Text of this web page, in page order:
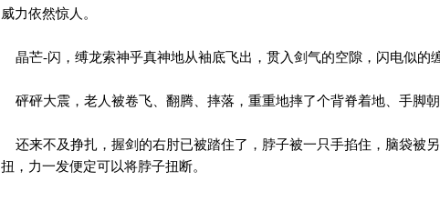
威力依然惊人。
晶芒-闪，缚龙索神乎真神地从袖底飞出，贯入剑气的空隙，闪电似的
砰砰大震，老人被卷飞、翻腾、摔落，重重地摔了个背脊着地、手脚朝
还来不及挣扎，握剑的右肘已被踏住了，脖子被一只手掐住，脑袋被
扭，力一发便定可以将脖子扭断。